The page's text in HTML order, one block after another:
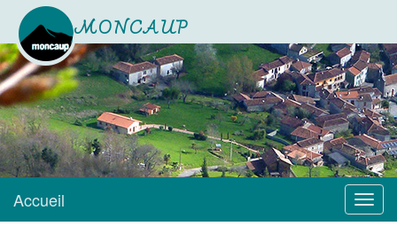
MONCAUP
Site officiel
Menu
Accueil